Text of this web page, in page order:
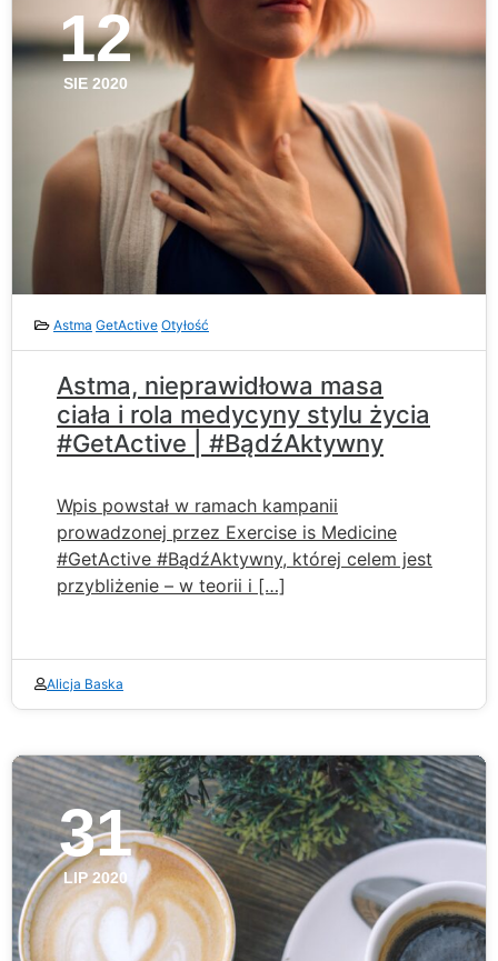
12
SIE 2020
Astma GetActive Otyłość
Astma, nieprawidłowa masa
ciała i rola medycyny stylu życia
#GetActive | #BądźAktywny
Wpis powstał w ramach kampanii
prowadzonej przez Exercise is Medicine
#GetActive #BądźAktywny, której celem jest
przybliżenie – w teorii i […]
Alicja Baska
31
LIP 2020